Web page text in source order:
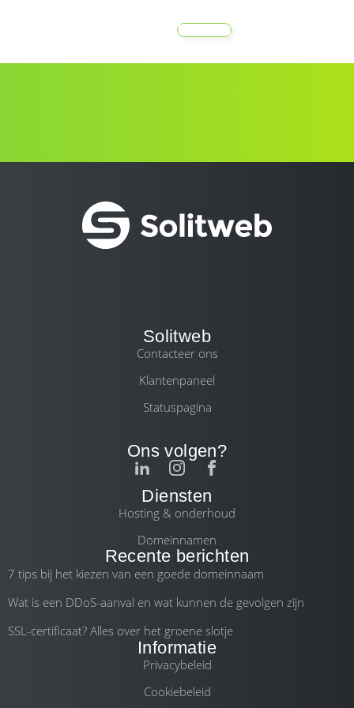
MENU
Solitweb
Contacteer ons
Klantenpaneel
Statuspagina
Ons volgen?
Diensten
Hosting & onderhoud
Domeinnamen
Recente berichten
7 tips bij het kiezen van een goede domeinnaam
Wat is een DDoS-aanval en wat kunnen de gevolgen zijn
SSL-certificaat? Alles over het groene slotje
Informatie
Privacybeleid
Cookiebeleid